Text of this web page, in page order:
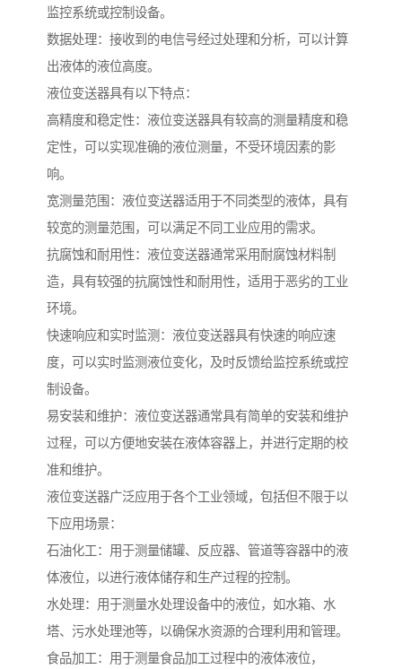
监控系统或控制设备。
数据处理：接收到的电信号经过处理和分析，可以计算
出液体的液位高度。
液位变送器具有以下特点：
高精度和稳定性：液位变送器具有较高的测量精度和稳
定性，可以实现准确的液位测量，不受环境因素的影
响。
宽测量范围：液位变送器适用于不同类型的液体，具有
较宽的测量范围，可以满足不同工业应用的需求。
抗腐蚀和耐用性：液位变送器通常采用耐腐蚀材料制
造，具有较强的抗腐蚀性和耐用性，适用于恶劣的工业
环境。
快速响应和实时监测：液位变送器具有快速的响应速
度，可以实时监测液位变化，及时反馈给监控系统或控
制设备。
易安装和维护：液位变送器通常具有简单的安装和维护
过程，可以方便地安装在液体容器上，并进行定期的校
准和维护。
液位变送器广泛应用于各个工业领域，包括但不限于以
下应用场景：
石油化工：用于测量储罐、反应器、管道等容器中的液
体液位，以进行液体储存和生产过程的控制。
水处理：用于测量水处理设备中的液位，如水箱、水
塔、污水处理池等，以确保水资源的合理利用和管理。
食品加工：用于测量食品加工过程中的液体液位，